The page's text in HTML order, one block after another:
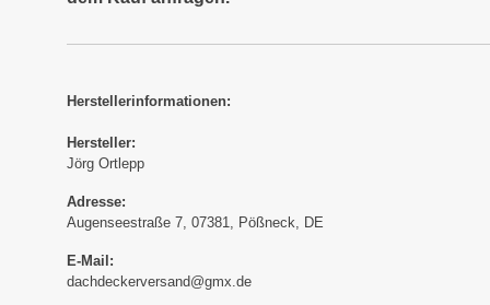
Herstellerinformationen:
Hersteller:
Jörg Ortlepp
Adresse:
Augenseestraße 7, 07381, Pößneck, DE
E-Mail:
dachdeckerversand@gmx.de